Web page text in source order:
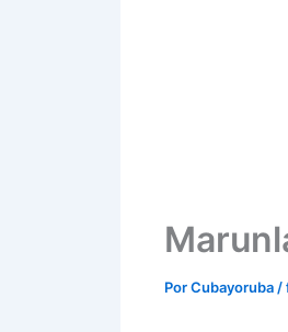
PorCubayoruba /